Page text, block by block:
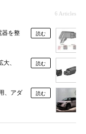
6 Articles
器を整
読む
、
読む
、アダ
読む